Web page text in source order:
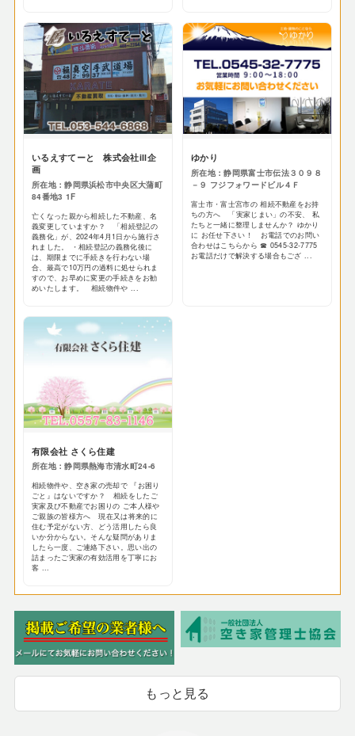
いるえすてーと 株式会社ill企
画
所在地：静岡県浜松市中央区大蒲町
84番地3 1F
亡くなった親から相続した不動産、名
義変更していますか？ 「相続登記の
義務化」が、2024年4月1日から施行さ
れました。 ・相続登記の義務化後に
は、期限までに手続きを行わない場
合、最高で10万円の過料に処せられま
すので、お早めに変更の手続きをお勧
めいたします。 相続物件や ...
ゆかり
所在地：静岡県富士市伝法３０９８
－９ フジフォワードビル４Ｆ
富士市・富士宮市の 相続不動産をお持
ちの方へ 「実家じまい」の不安、 私
たちと一緒に整理しませんか？ ゆかり
に お任せ下さい！ お電話でのお問い
合わせはこちらから ☎ 0545-32-7775
お電話だけで解決する場合もござ ...
有限会社 さくら住建
所在地：静岡県熱海市清水町24-6
相続物件や、空き家の売却で 『お困り
ごと』はないですか？ 相続をしたご
実家及び不動産でお困りの ご本人様や
ご親族の皆様方へ 現在又は将来的に
住む予定がない方、どう活用したら良
いか分からない。そんな疑問がありま
したら一度、ご連絡下さい。思い出の
詰まったご実家の有効活用を丁寧にお
客 ...
もっと見る